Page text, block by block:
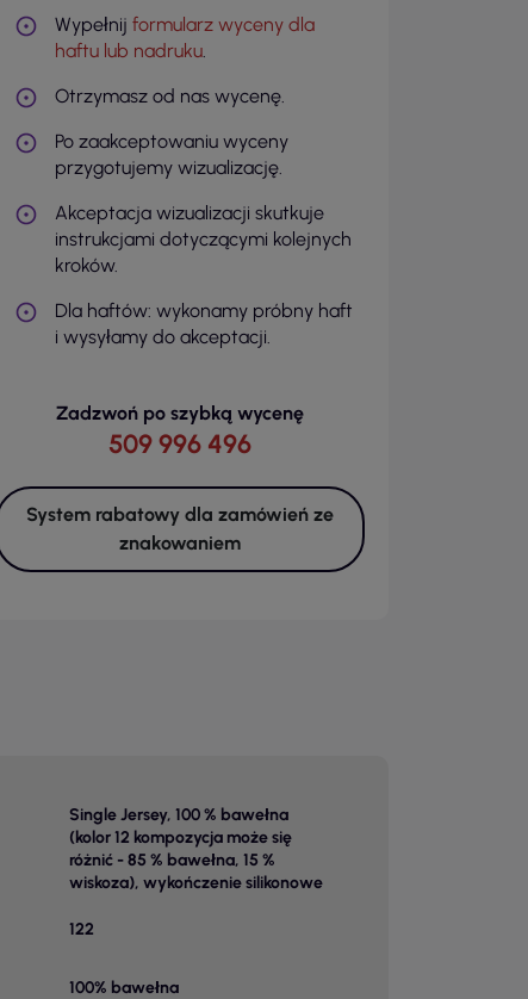
Wypełnij formularz wyceny dla
haftu lub nadruku.
Otrzymasz od nas wycenę.
Po zaakceptowaniu wyceny
przygotujemy wizualizację.
Akceptacja wizualizacji skutkuje
instrukcjami dotyczącymi kolejnych
kroków.
Dla haftów: wykonamy próbny haft
i wysyłamy do akceptacji.
Zadzwoń po szybką wycenę
509 996 496
System rabatowy dla zamówień ze
znakowaniem
Single Jersey, 100 % bawełna
(kolor 12 kompozycja może się
różnić - 85 % bawełna, 15 %
wiskoza), wykończenie silikonowe
122
100% bawełna